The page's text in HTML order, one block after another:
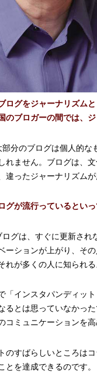
グをジャーナリズムと
のブロガーの間では、
分のブログは個人的な
れません。ブログは、
違ったジャーナリズム
が流行っているといっ
グは、すぐに更新され
ーションが上がり、そ
れが多くの人に知られ
「インスタパンディット
るとは思っていなかっ
コミュニケーションを
のすばらしいところは
とを達成できるのです。